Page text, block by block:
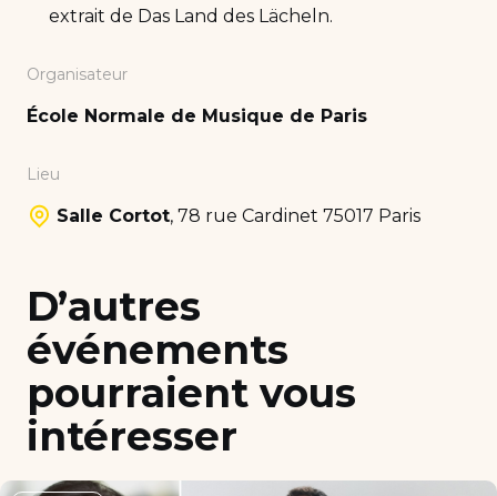
extrait de Das Land des Lächeln.
Organisateur
École Normale de Musique de Paris
Lieu
Salle Cortot, 78 rue Cardinet 75017 Paris
D’autres
événements
pourraient vous
intéresser